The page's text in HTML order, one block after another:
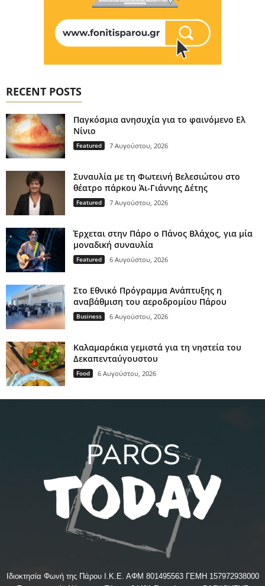
RECENT POSTS
Παγκόσμια ανησυχία για το φαινόμενο Ελ
Νίνιο
Featured 7 Αυγούστου, 2026
Συναυλία με τη Φωτεινή Βελεσιώτου στο
θέατρο πάρκου Άι-Γιάννης Δέτης
Featured 7 Αυγούστου, 2026
Έρχεται στην Πάρο ο Πάνος Βλάχος, για μία
μοναδική συναυλία
Featured 6 Αυγούστου, 2026
Στο Εθνικό Πρόγραμμα Ανάπτυξης η
αναβάθμιση του αεροδρομίου Πάρου
Business 6 Αυγούστου, 2026
Καλαμαράκια γεμιστά για τη νηστεία του
Δεκαπενταύγουστου
Food 6 Αυγούστου, 2026
Ιδιοκτησία Φωνή της Πάρου Ι.Κ.Ε. ΑΦΜ 801495563 ΓΕΜΗ 157972938000